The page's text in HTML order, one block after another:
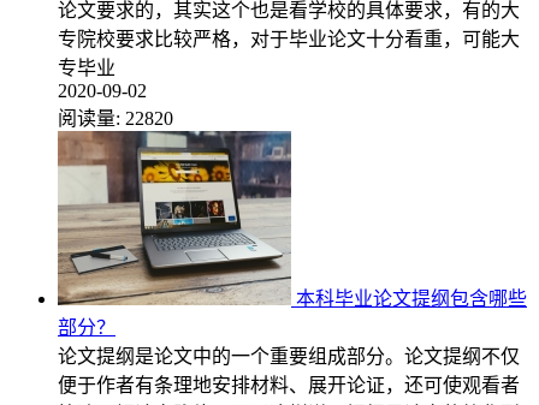
论文要求的，其实这个也是看学校的具体要求，有的大
专院校要求比较严格，对于毕业论文十分看重，可能大
专毕业
2020-09-02
阅读量: 22820
本科毕业论文提纲包含哪些
部分？
论文提纲是论文中的一个重要组成部分。论文提纲不仅
便于作者有条理地安排材料、展开论证，还可使观看者